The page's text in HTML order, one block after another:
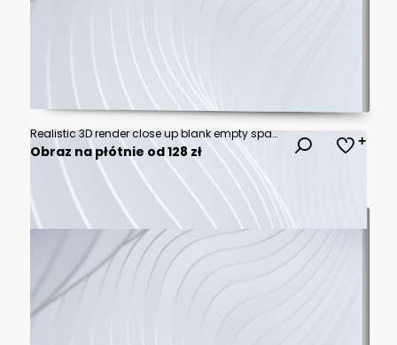
Realistic 3D render close up blank empty space countertop in modern grey build in kitchen cabinet set for household products display with white ceramic wall tiles in background. Sunlight, utensils.
Obraz na płótnie od 128 zł